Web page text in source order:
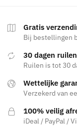
Gratis
Bij bestellingen
30 dagen ruilen
Ruilen is tot 30
Wettelijke
Verzekerd van
100% veilig
iDeal / PayPal /